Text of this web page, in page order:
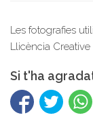
Les fotografies
Llicència
Si t'ha